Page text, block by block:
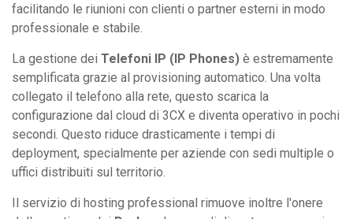
facilitando le riunioni con clienti o partner esterni in modo
professionale e stabile.
La gestione dei Telefoni IP (IP Phones) è estremamente
semplificata grazie al provisioning automatico. Una volta
collegato il telefono alla rete, questo scarica la
configurazione dal cloud di 3CX e diventa operativo in pochi
secondi. Questo riduce drasticamente i tempi di
deployment, specialmente per aziende con sedi multiple o
uffici distribuiti sul territorio.
Il servizio di hosting professional rimuove inoltre l'onere